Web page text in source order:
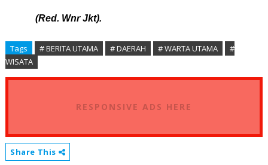
(Red. Wnr Jkt).
Tags # BERITA UTAMA # DAERAH # WARTA UTAMA
#
WISATA
RESPONSIVE ADS HERE
Share This